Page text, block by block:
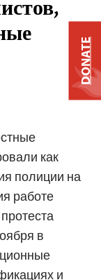
как
полиции на
работе
в
и
DONATE